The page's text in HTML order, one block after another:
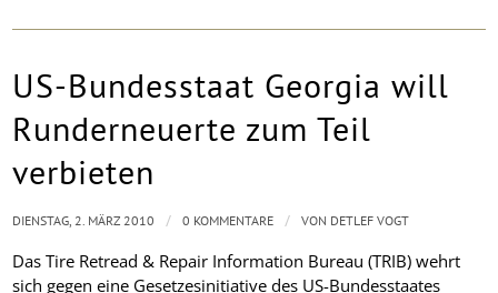
US-Bundesstaat Georgia will
Runderneuerte zum Teil
verbieten
Das Tire Retread & Repair Information Bureau (TRIB) wehrt
sich gegen eine Gesetzesinitiative des US-Bundesstaates
DIENSTAG, 2. MÄRZ 2010 / 0 KOMMENTARE / VON DETLEF VOGT